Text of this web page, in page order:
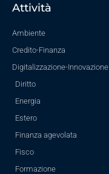
Attività
Ambiente
Credito-Finanza
Digitalizzazione-Innovazione
Diritto
Energia
Estero
Finanza agevolata
Fisco
Formazione